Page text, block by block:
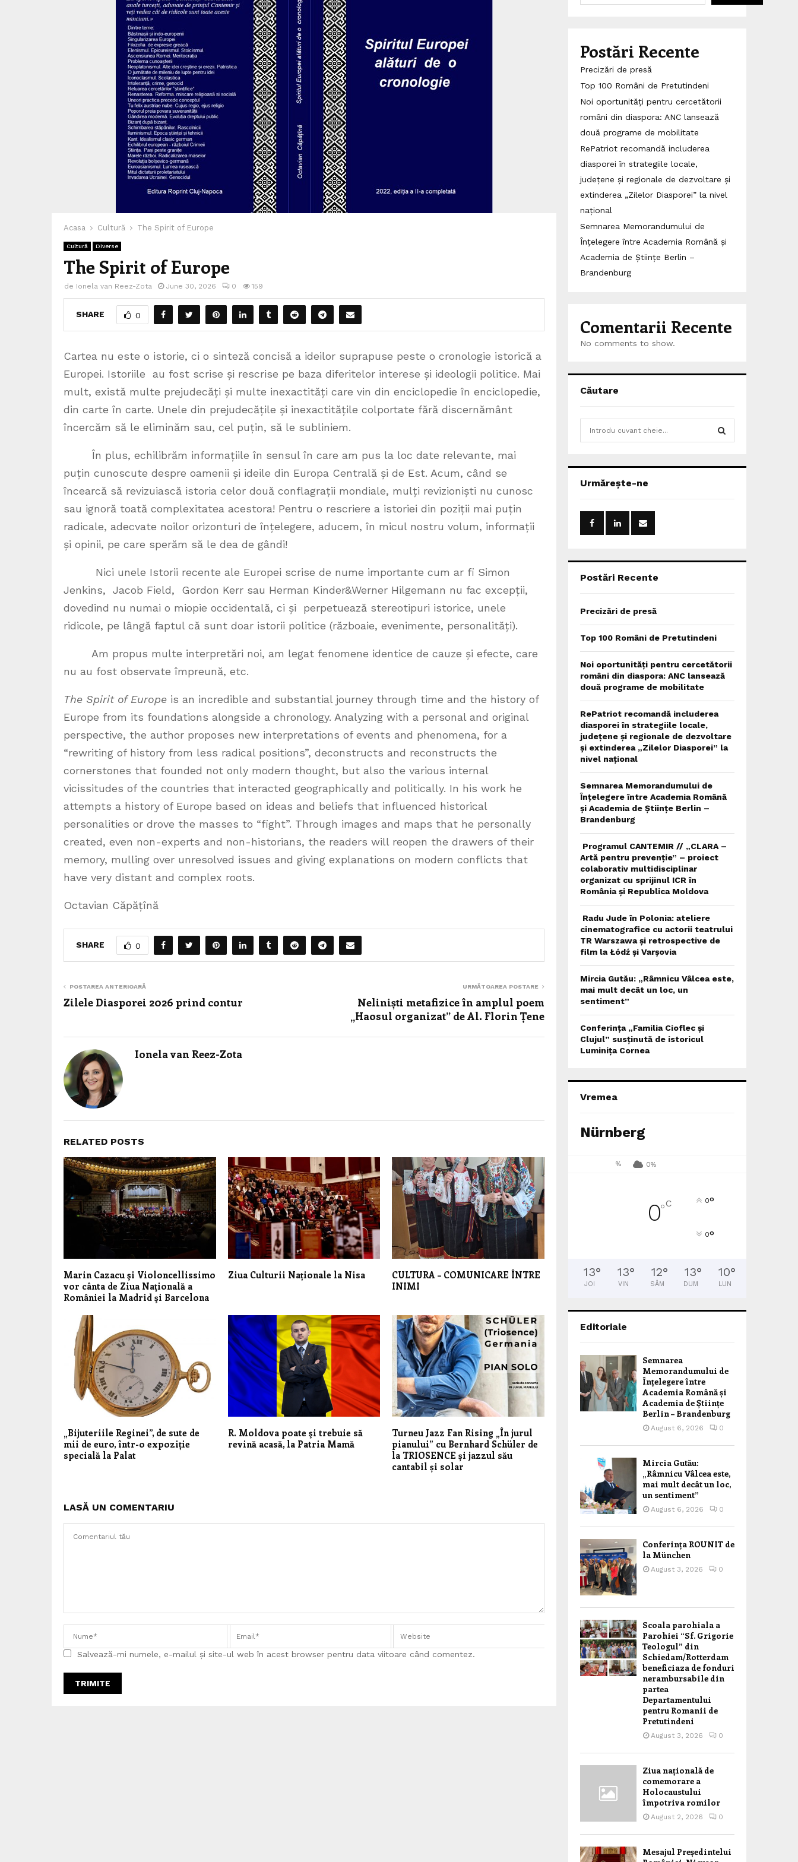
Acasa Cultură The Spirit of Europe
Cultură Diverse
The Spirit of Europe
de Ionela van Reez-Zota June 30, 2026 0 159
SHARE 0
Cartea nu este o istorie, ci o sinteză concisă a ideilor suprapuse peste o cronologie istorică a
Europei. Istoriile au fost scrise și rescrise pe baza diferitelor interese și ideologii politice. Mai
mult, există multe prejudecăți și multe inexactități care vin din enciclopedie în enciclopedie,
din carte în carte. Unele din prejudecățile și inexactitățile colportate fără discernământ
încercăm să le eliminăm sau, cel puțin, să le subliniem.
În plus, echilibrăm informațiile în sensul în care am pus la loc date relevante, mai
puțin cunoscute despre oamenii și ideile din Europa Centrală și de Est. Acum, când se
încearcă să revizuiască istoria celor două conflagrații mondiale, mulți revizioniști nu cunosc
sau ignoră toată complexitatea acestora! Pentru o rescriere a istoriei din poziții mai puțin
radicale, adecvate noilor orizonturi de înțelegere, aducem, în micul nostru volum, informații
și opinii, pe care sperăm să le dea de gândi!
Nici unele Istorii recente ale Europei scrise de nume importante cum ar fi Simon
Jenkins, Jacob Field, Gordon Kerr sau Herman Kinder&Werner Hilgemann nu fac excepții,
dovedind nu numai o miopie occidentală, ci și perpetuează stereotipuri istorice, unele
ridicole, pe lângă faptul că sunt doar istorii politice (războaie, evenimente, personalități).
Am propus multe interpretări noi, am legat fenomene identice de cauze și efecte, care
nu au fost observate împreună, etc.
The Spirit of Europe is an incredible and substantial journey through time and the history of
Europe from its foundations alongside a chronology. Analyzing with a personal and original
perspective, the author proposes new interpretations of events and phenomena, for a
“rewriting of history from less radical positions”, deconstructs and reconstructs the
cornerstones that founded not only modern thought, but also the various internal
vicissitudes of the countries that interacted geographically and politically. In his work he
attempts a history of Europe based on ideas and beliefs that influenced historical
personalities or drove the masses to “fight”. Through images and maps that he personally
created, even non-experts and non-historians, the readers will reopen the drawers of their
memory, mulling over unresolved issues and giving explanations on modern conflicts that
have very distant and complex roots.
Octavian Căpățînă
SHARE 0
POSTAREA ANTERIOARĂ
Zilele Diasporei 2026 prind contur
URMĂTOAREA POSTARE
Neliniști metafizice în amplul poem
„Haosul organizat” de Al. Florin Țene
Ionela van Reez-Zota
RELATED POSTS
Marin Cazacu şi Violoncellissimo
vor cânta de Ziua Naţională a
României la Madrid şi Barcelona
Ziua Culturii Naționale la Nisa
CULTURA – COMUNICARE ÎNTRE
INIMI
„Bijuteriile Reginei”, de sute de
mii de euro, într-o expoziție
specială la Palat
R. Moldova poate şi trebuie să
revină acasă, la Patria Mamă
Turneu Jazz Fan Rising „În jurul
pianului” cu Bernhard Schüler de
la TRIOSENCE și jazzul său
cantabil și solar
LASĂ UN COMENTARIU
Salvează-mi numele, e-mailul și site-ul web în acest browser pentru data viitoare când comentez.
Postări Recente
Precizări de presă
Top 100 Români de Pretutindeni
Noi oportunități pentru cercetătorii
români din diaspora: ANC lansează
două programe de mobilitate
RePatriot recomandă includerea
diasporei în strategiile locale,
județene și regionale de dezvoltare și
extinderea „Zilelor Diasporei” la nivel
național
Semnarea Memorandumului de
Înțelegere între Academia Română și
Academia de Științe Berlin –
Brandenburg
Comentarii Recente
No comments to show.
Căutare
h
o
:
Urmărește-ne
Postări Recente
Precizări de presă
Top 100 Români de Pretutindeni
Noi oportunități pentru cercetătorii
români din diaspora: ANC lansează
două programe de mobilitate
RePatriot recomandă includerea
diasporei în strategiile locale,
județene și regionale de dezvoltare
și extinderea „Zilelor Diasporei” la
nivel național
Semnarea Memorandumului de
Înțelegere între Academia Română
și Academia de Științe Berlin –
Brandenburg
Programul CANTEMIR // „CLARA –
Artă pentru prevenție” – proiect
colaborativ multidisciplinar
organizat cu sprijinul ICR în
România și Republica Moldova
Radu Jude în Polonia: ateliere
cinematografice cu actorii teatrului
TR Warszawa și retrospective de
film la Łódź și Varșovia
Mircia Gutău: „Râmnicu Vâlcea este,
mai mult decât un loc, un
sentiment”
Conferința „Familia Cioflec și
Clujul” susținută de istoricul
Luminița Cornea
Vremea
Nürnberg
% 0%
0°C 0°
0°
13°
JOI
13°
VIN
12°
SÂM
13°
DUM
10°
LUN
Editoriale
Semnarea
Memorandumului de
Înțelegere între
Academia Română și
Academia de Științe
Berlin – Brandenburg
August 6, 2026 0
Mircia Gutău:
„Râmnicu Vâlcea este,
mai mult decât un loc,
un sentiment”
August 6, 2026 0
Conferința ROUNIT de
la München
August 3, 2026 0
Scoala parohiala a
Parohiei “Sf. Grigorie
Teologul” din
Schiedam/Rotterdam
beneficiaza de fonduri
nerambursabile din
partea
Departamentului
pentru Romanii de
Pretutindeni
August 3, 2026 0
Ziua națională de
comemorare a
Holocaustului
împotriva romilor
August 2, 2026 0
Mesajul Președintelui